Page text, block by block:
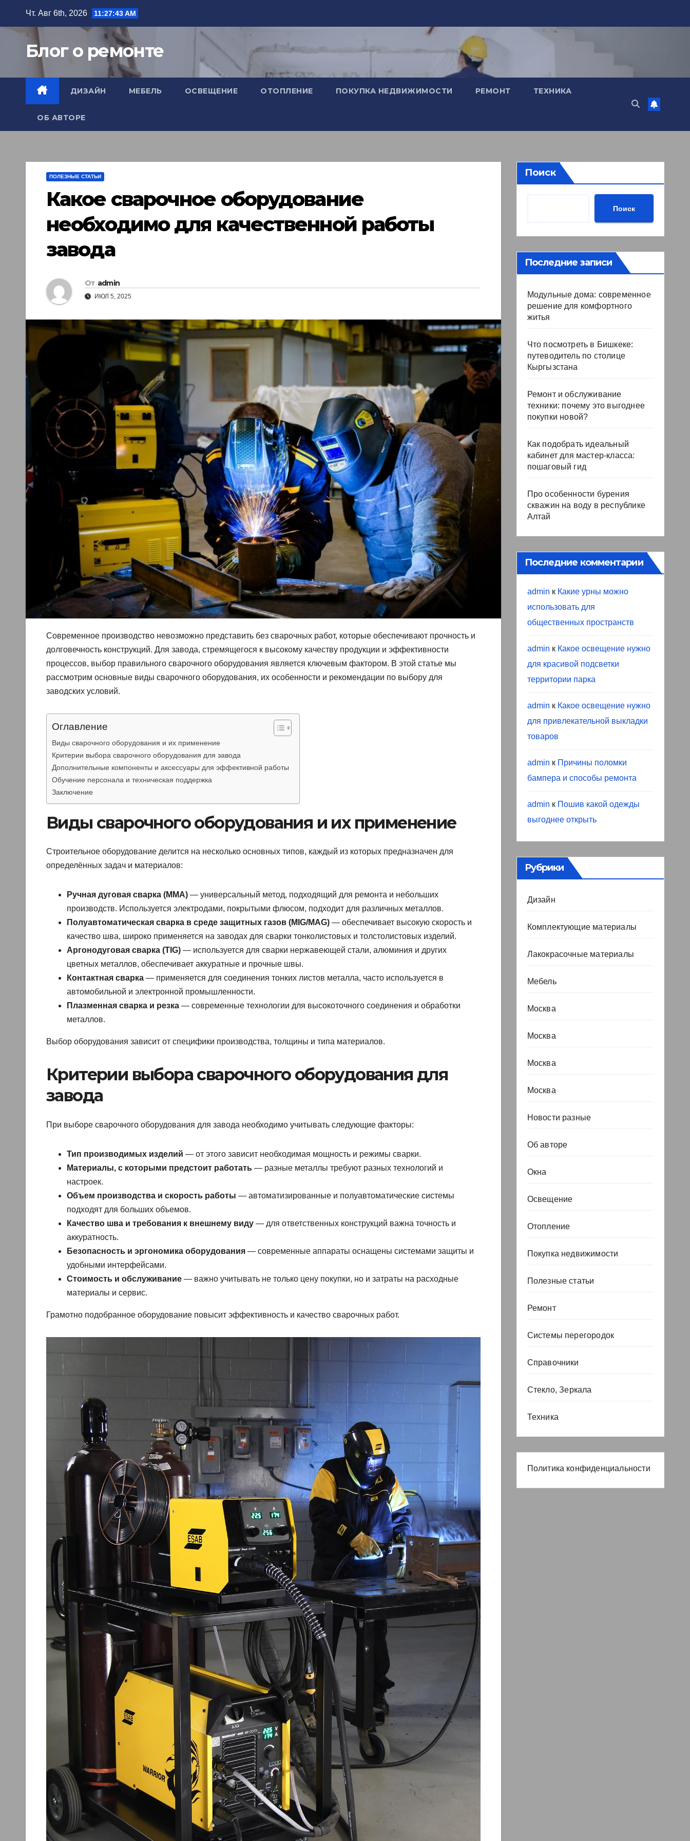
содержимому
Чт. Авг 6th, 2026 11:27:45 AM
Блог о ремонте
ДИЗАЙН МЕБЕЛЬ ОСВЕЩЕНИЕ ОТОПЛЕНИЕ ПОКУПКА НЕДВИЖИМОСТИ РЕМОНТ ТЕХНИКА
ОБ АВТОРЕ
ПОЛЕЗНЫЕ СТАТЬИ
Какое сварочное оборудование
необходимо для качественной работы
завода
От admin
ИЮЛ 5, 2025
Современное производство невозможно представить без сварочных работ, которые обеспечивают прочность и
долговечность конструкций. Для завода, стремящегося к высокому качеству продукции и эффективности
процессов, выбор правильного сварочного оборудования является ключевым фактором. В этой статье мы
рассмотрим основные виды сварочного оборудования, их особенности и рекомендации по выбору для
заводских условий.
Оглавление
Виды сварочного оборудования и их применение
Критерии выбора сварочного оборудования для завода
Дополнительные компоненты и аксессуары для эффективной работы
Обучение персонала и техническая поддержка
Заключение
Виды сварочного оборудования и их применение
Строительное оборудование делится на несколько основных типов, каждый из которых предназначен для
определённых задач и материалов:
Ручная дуговая сварка (MMA) — универсальный метод, подходящий для ремонта и небольших
производств. Используется электродами, покрытыми флюсом, подходит для различных металлов.
Полуавтоматическая сварка в среде защитных газов (MIG/MAG) — обеспечивает высокую скорость и
качество шва, широко применяется на заводах для сварки тонколистовых и толстолистовых изделий.
Аргонодуговая сварка (TIG) — используется для сварки нержавеющей стали, алюминия и других
цветных металлов, обеспечивает аккуратные и прочные швы.
Контактная сварка — применяется для соединения тонких листов металла, часто используется в
автомобильной и электронной промышленности.
Плазменная сварка и резка — современные технологии для высокоточного соединения и обработки
металлов.
Выбор оборудования зависит от специфики производства, толщины и типа материалов.
Критерии выбора сварочного оборудования для
завода
При выборе сварочного оборудования для завода необходимо учитывать следующие факторы:
Тип производимых изделий — от этого зависит необходимая мощность и режимы сварки.
Материалы, с которыми предстоит работать — разные металлы требуют разных технологий и
настроек.
Объем производства и скорость работы — автоматизированные и полуавтоматические системы
подходят для больших объемов.
Качество шва и требования к внешнему виду — для ответственных конструкций важна точность и
аккуратность.
Безопасность и эргономика оборудования — современные аппараты оснащены системами защиты и
удобными интерфейсами.
Стоимость и обслуживание — важно учитывать не только цену покупки, но и затраты на расходные
материалы и сервис.
Грамотно подобранное оборудование повысит эффективность и качество сварочных работ.
Поиск
Поиск
Последние записи
Модульные дома: современное
решение для комфортного
житья
Что посмотреть в Бишкеке:
путеводитель по столице
Кыргызстана
Ремонт и обслуживание
техники: почему это выгоднее
покупки новой?
Как подобрать идеальный
кабинет для мастер-класса:
пошаговый гид
Про особенности бурения
скважин на воду в республике
Алтай
Последние комментарии
admin к Какие урны можно
использовать для
общественных пространств
admin к Какое освещение нужно
для красивой подсветки
территории парка
admin к Какое освещение нужно
для привлекательной выкладки
товаров
admin к Причины поломки
бампера и способы ремонта
admin к Пошив какой одежды
выгоднее открыть
Рубрики
Дизайн
Комплектующие материалы
Лакокрасочные материалы
Мебель
Москва
Москва
Москва
Москва
Новости разные
Об авторе
Окна
Освещение
Отопление
Покупка недвижимости
Полезные статьи
Ремонт
Системы перегородок
Справочники
Стекло, Зеркала
Техника
Политика конфиденциальности